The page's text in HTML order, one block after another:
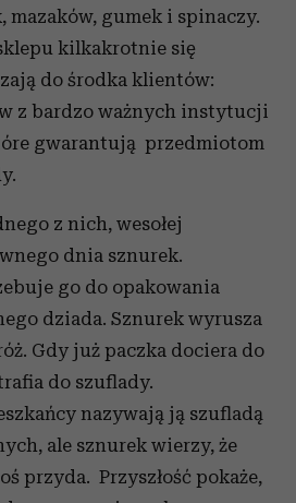
mazaków, gumek i spinaczy.
kilkakrotnie się
do środka klientów:
z bardzo ważnych instytucji
gwarantują przedmiotom
z nich, wesołej
dnia sznurek.
go do opakowania
dziada. Sznurek wyrusza
Gdy już paczka dociera do
do szuflady.
nazywają ją szufladą
ale sznurek wierzy, że
przyda. Przyszłość pokaże,